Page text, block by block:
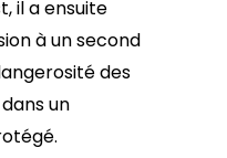
il a ensuite
à un second
des
un